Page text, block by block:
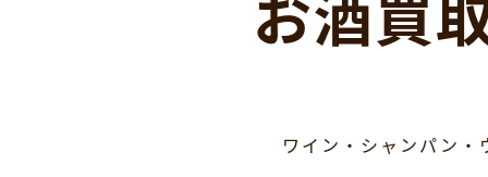
お酒買
ワイン・シャンパン